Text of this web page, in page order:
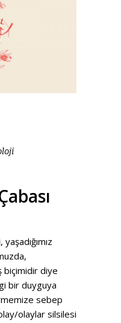
yaşadığımız
biçimidir diye
bir duyguya
sebep
olaylar silsilesi